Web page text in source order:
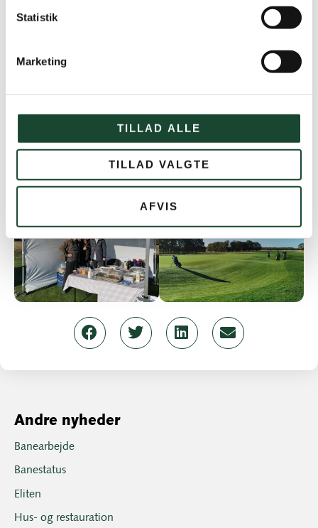
Statistik
Marketing
TILLAD ALLE
TILLAD VALGTE
AFVIS
Andre nyheder
Banearbejde
Banestatus
Eliten
Hus- og restauration